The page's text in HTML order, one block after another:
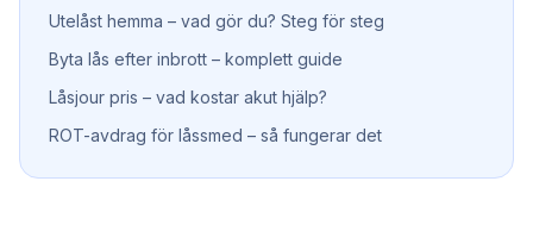
Utelåst hemma – vad gör du? Steg för steg
Byta lås efter inbrott – komplett guide
Låsjour pris – vad kostar akut hjälp?
ROT-avdrag för låssmed – så fungerar det